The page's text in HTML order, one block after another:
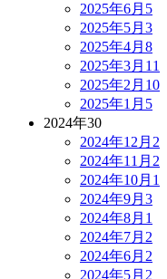
2025年6月 5
2025年5月 3
2025年4月 8
2025年3月 11
2025年2月 10
2025年1月 5
2024年30
2024年12月 2
2024年11月 2
2024年10月 1
2024年9月 3
2024年8月 1
2024年7月 2
2024年6月 2
2024年5月 2